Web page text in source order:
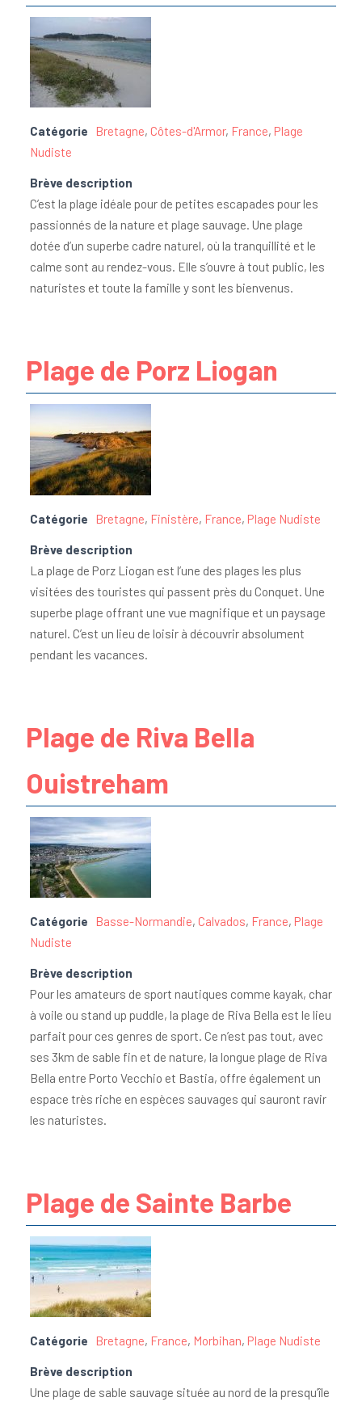
Catégorie Bretagne, Côtes-d'Armor, France, Plage
Nudiste
Brève description
C’est la plage idéale pour de petites escapades pour les
passionnés de la nature et plage sauvage. Une plage
dotée d’un superbe cadre naturel, où la tranquillité et le
calme sont au rendez-vous. Elle s’ouvre à tout public, les
naturistes et toute la famille y sont les bienvenus.
Plage de Porz Liogan
Catégorie Bretagne, Finistère, France, Plage Nudiste
Brève description
La plage de Porz Liogan est l’une des plages les plus
visitées des touristes qui passent près du Conquet. Une
superbe plage offrant une vue magnifique et un paysage
naturel. C’est un lieu de loisir à découvrir absolument
pendant les vacances.
Plage de Riva Bella
Ouistreham
Catégorie Basse-Normandie, Calvados, France, Plage
Nudiste
Brève description
Pour les amateurs de sport nautiques comme kayak, char
à voile ou stand up puddle, la plage de Riva Bella est le lieu
parfait pour ces genres de sport. Ce n’est pas tout, avec
ses 3km de sable fin et de nature, la longue plage de Riva
Bella entre Porto Vecchio et Bastia, offre également un
espace très riche en espèces sauvages qui sauront ravir
les naturistes.
Plage de Sainte Barbe
Catégorie Bretagne, France, Morbihan, Plage Nudiste
Brève description
Une plage de sable sauvage située au nord de la presqu’île